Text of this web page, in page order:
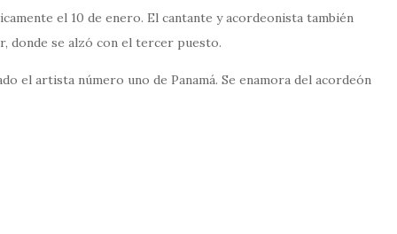
el 10 de enero. El cantante y acordeonista también
donde se alzó con el tercer puesto.
el artista número uno de Panamá. Se enamora del acordeón